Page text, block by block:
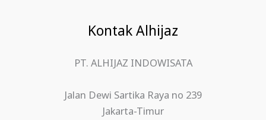
Kontak Alhijaz
PT. ALHIJAZ INDOWISATA
Jalan Dewi Sartika Raya no 239
Jakarta-Timur